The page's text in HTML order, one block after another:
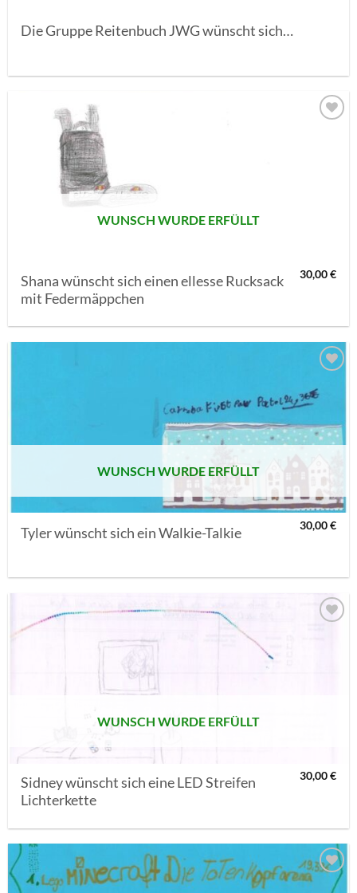
Die Gruppe Reitenbuch JWG wünscht sich…
WUNSCH WURDE ERFÜLLT
Shana wünscht sich einen ellesse Rucksack
mit Federmäppchen
30,00€
MERKLISTE
SETZEN
WUNSCH WURDE ERFÜLLT
Tyler wünscht sich ein Walkie-Talkie 30,00€
WUNSCH WURDE ERFÜLLT
Sidney wünscht sich eine LED Streifen
Lichterkette
30,00€
AUF MEINE